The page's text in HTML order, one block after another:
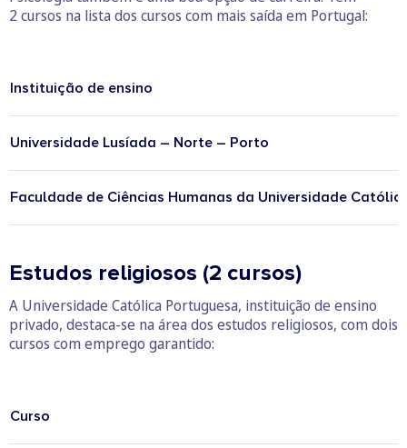
2 cursos na lista dos cursos com mais saída em Portugal:
Instituição de ensino
Universidade Lusíada – Norte – Porto
Faculdade de Ciências Humanas da Universidade
Estudos religiosos (2 cursos)
A Universidade Católica Portuguesa, instituição de ensino
privado, destaca-se na área dos estudos religiosos, com dois
cursos com emprego garantido:
Curso